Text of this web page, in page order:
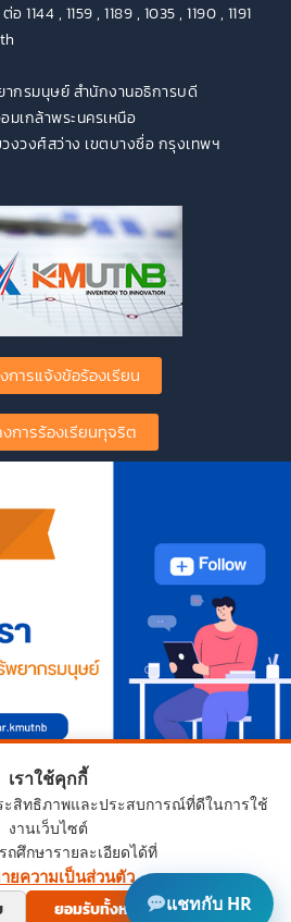
แชทกับ HR
เราใช้คุกกี้
ะสิทธิภาพและประสบการณ์ที่ดีในการใช้
งานเว็บไซต์
ศึกษารายละเอียดได้ที่
ยความเป็นส่วนตัว
ยอมรับทั้งหมด
, 1159 , 1189 , 1035 , 1190 , 1191
กรมนุษย์ สำนักงานอธิการบดี
มเกล้าพระนครเหนือ
วงวงศ์สว่าง เขตบางซื่อ กรุงเทพฯ
การแจ้งข้อร้องเรียน
การร้องเรียนทุจริต
HRD.KMUTNB.AC.TH